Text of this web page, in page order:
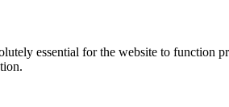
essential for the website to function